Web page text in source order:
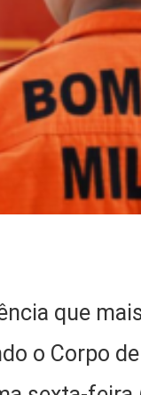
que
o Corpo